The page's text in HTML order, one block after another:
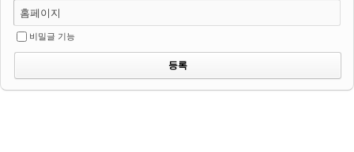
홈페이지
비밀글 기능